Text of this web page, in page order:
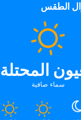
الطقس
المحتلة
سماء صافية